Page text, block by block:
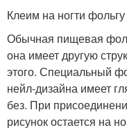
Клеим на ногти
Обычная пищевая
она имеет другую
этого. Специальный
нейл-дизайна имеет
без. При
рисунок остается на